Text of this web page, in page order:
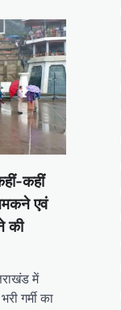
कहीं
एवं
की
में
गर्मी का